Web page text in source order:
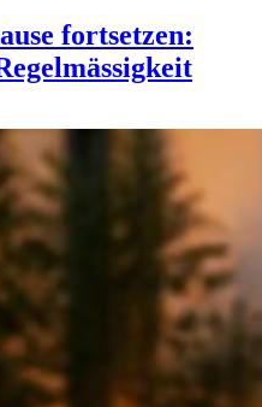
fortsetzen: